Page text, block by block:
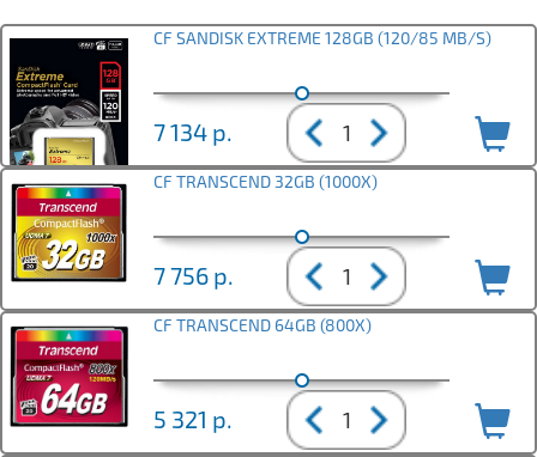
CF SANDISK EXTREME 128GB (120/85 MB/S)
7 134 р.
CF TRANSCEND 32GB (1000X)
7 756 р.
CF TRANSCEND 64GB (800X)
5 321 р.